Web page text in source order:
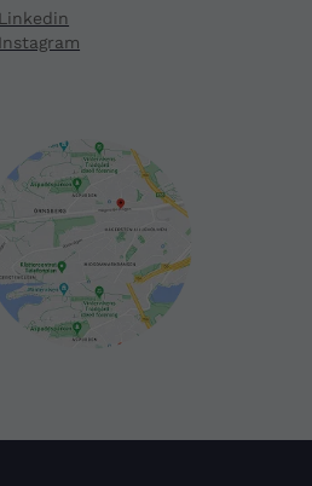
Linkedin
Instagram